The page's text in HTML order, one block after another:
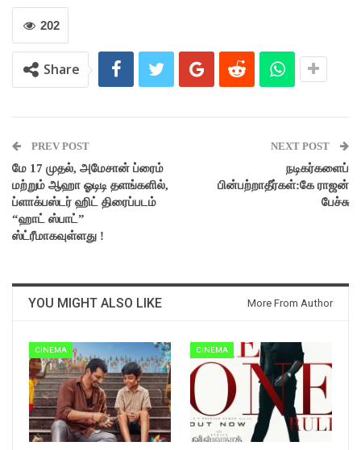
202
Share
PREV POST
மே 17 முதல், அமேசான் ப்ரைம்
மற்றும் ஆஹா ஓடிடி தளங்களில்,
ப்ளாக்பஸ்டர் ஹிட் திரைப்படம்
“ஹாட் ஸ்பாட்”
ஸ்ட்ரீமாகவுள்ளது !
NEXT POST
நடிகர்களைப்
பின்பற்றாதீர்கள்:கே ராஜன்
பேச்சு
YOU MIGHT ALSO LIKE More From Author
CINEMA CINEMA